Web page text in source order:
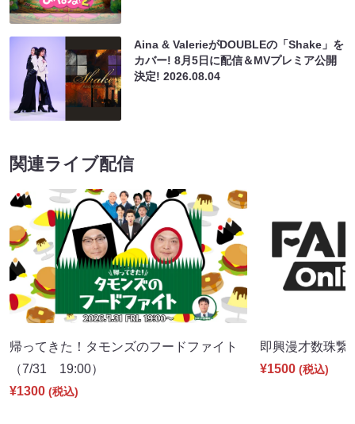
Aina & ValerieがDOUBLEの「Shake」を
カバー! 8月5日に配信＆MVプレミア公開
決定!2026.08.04
関連ライブ配信
帰ってきた！タモンズのフードファイト
（7/31 19:00）
¥1300 (税込)
即興漫才数珠
¥1500 (税込)